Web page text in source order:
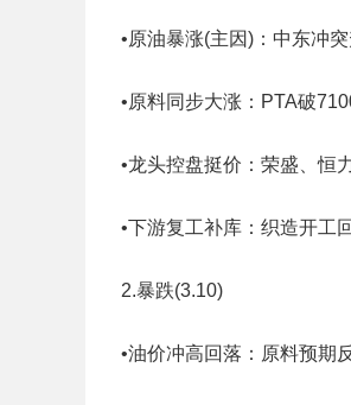
•原油暴涨(主因)：中东冲
•原料同步大涨：PTA破
•龙头控盘挺价：荣盛、恒
•下游复工补库：织造开工
2.暴跌(3.10)
•油价冲高回落：原料预期